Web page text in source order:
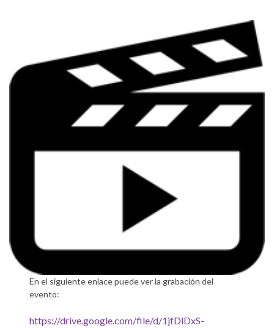
En el siguiente enlace puede ver la grabación del
evento:
https://drive.google.com/file/d/1jfDlDxS-